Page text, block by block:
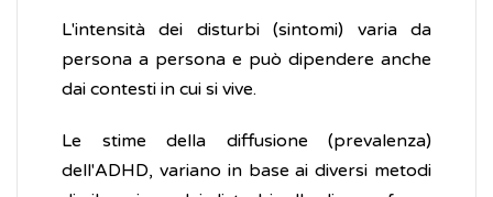
L'intensità dei disturbi (sintomi) varia da
persona a persona e può dipendere anche
dai contesti in cui si vive.
Le stime della diffusione (prevalenza)
dell'ADHD, variano in base ai diversi metodi